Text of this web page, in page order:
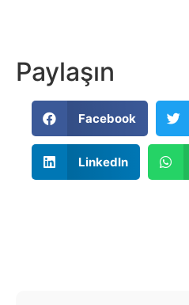
Paylaşın
Facebook
LinkedIn